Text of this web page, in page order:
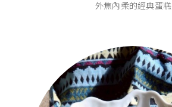
外焦內柔的經典蛋糕